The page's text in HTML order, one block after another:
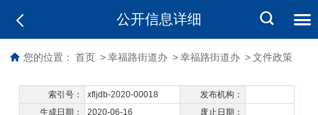
公开信息详细
您的位置： 首页 > 幸福路街道办 > 幸福路街道办 > 文件政策
索引号： xfljdb-2020-00018
发布机构：
生成日期：
2020-06-16
废止日期：